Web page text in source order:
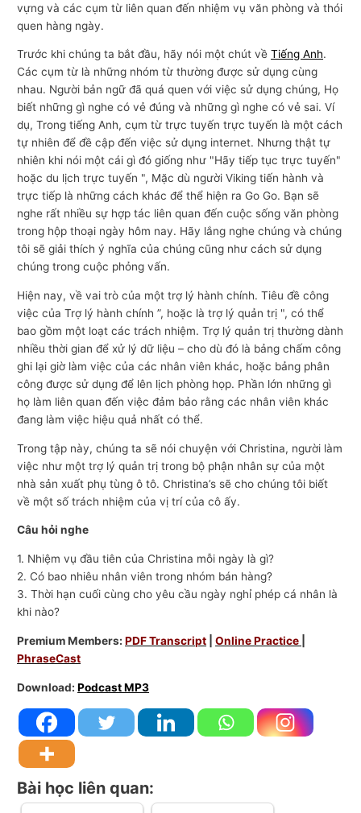
vựng và các cụm từ liên quan đến nhiệm vụ văn phòng và thói
quen hàng ngày.
Trước khi chúng ta bắt đầu, hãy nói một chút vềTiếng Anh.
Các cụm từ là những nhóm từ thường được sử dụng cùng
nhau. Người bản ngữ đã quá quen với việc sử dụng chúng, Họ
biết những gì nghe có vẻ đúng và những gì nghe có vẻ sai. Ví
dụ, Trong tiếng Anh, cụm từ trực tuyến trực tuyến là một cách
tự nhiên để đề cập đến việc sử dụng internet. Nhưng thật tự
nhiên khi nói một cái gì đó giống như "Hãy tiếp tục trực tuyến"
hoặc du lịch trực tuyến ", Mặc dù người Viking tiến hành và
trực tiếp là những cách khác để thể hiện ra Go Go. Bạn sẽ
nghe rất nhiều sự hợp tác liên quan đến cuộc sống văn phòng
trong hộp thoại ngày hôm nay. Hãy lắng nghe chúng và chúng
tôi sẽ giải thích ý nghĩa của chúng cũng như cách sử dụng
chúng trong cuộc phỏng vấn.
Hiện nay, về vai trò của một trợ lý hành chính. Tiêu đề công
việc của Trợ lý hành chính ”, hoặc là trợ lý quản trị ", có thể
bao gồm một loạt các trách nhiệm. Trợ lý quản trị thường dành
nhiều thời gian để xử lý dữ liệu – cho dù đó là bảng chấm công
ghi lại giờ làm việc của các nhân viên khác, hoặc bảng phân
công được sử dụng để lên lịch phòng họp. Phần lớn những gì
họ làm liên quan đến việc đảm bảo rằng các nhân viên khác
đang làm việc hiệu quả nhất có thể.
Trong tập này, chúng ta sẽ nói chuyện với Christina, người làm
việc như một trợ lý quản trị trong bộ phận nhân sự của một
nhà sản xuất phụ tùng ô tô. Christina’s sẽ cho chúng tôi biết
về một số trách nhiệm của vị trí của cô ấy.
Câu hỏi nghe
1. Nhiệm vụ đầu tiên của Christina mỗi ngày là gì?
2. Có bao nhiêu nhân viên trong nhóm bán hàng?
3. Thời hạn cuối cùng cho yêu cầu ngày nghỉ phép cá nhân là
khi nào?
Premium Members:PDF Transcript |Online Practice
PhraseCast
Download:Podcast MP3
Bài học liên quan:
i